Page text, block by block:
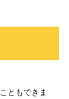
ともできま